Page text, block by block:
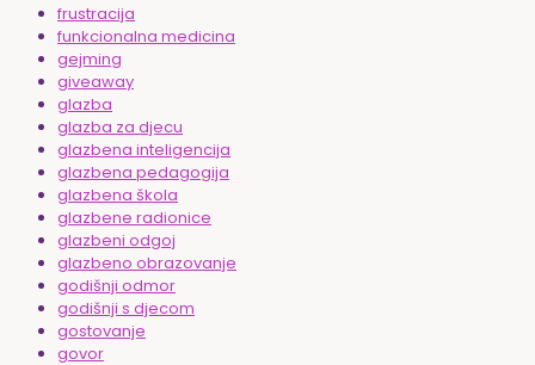
frustracija
funkcionalna medicina
gejming
giveaway
glazba
glazba za djecu
glazbena inteligencija
glazbena pedagogija
glazbena škola
glazbene radionice
glazbeni odgoj
glazbeno obrazovanje
godišnji odmor
godišnji s djecom
gostovanje
govor